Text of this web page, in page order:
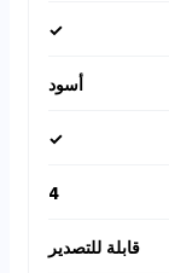
✓
أسود
✓
4
قابلة للتصدير